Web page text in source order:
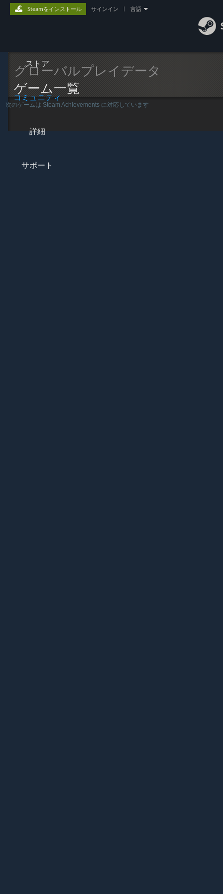
ストア
コミュニティ
詳細
サポート
Steamをインストール サインイン 言語
グローバルプレイデータ
ゲーム一覧
次のゲームは Steam Achievements に対応しています